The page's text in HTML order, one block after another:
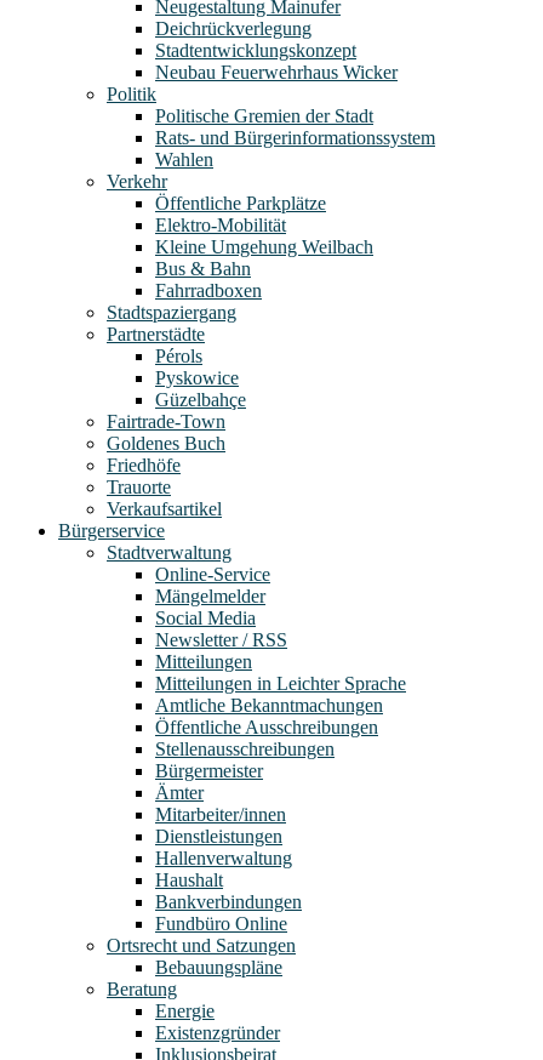
Neugestaltung Mainufer
Deichrückverlegung
Stadtentwicklungskonzept
Neubau Feuerwehrhaus Wicker
Politik
Politische Gremien der Stadt
Rats- und Bürgerinformationssystem
Wahlen
Verkehr
Öffentliche Parkplätze
Elektro-Mobilität
Kleine Umgehung Weilbach
Bus & Bahn
Fahrradboxen
Stadtspaziergang
Partnerstädte
Pérols
Pyskowice
Güzelbahçe
Fairtrade-Town
Goldenes Buch
Friedhöfe
Trauorte
Verkaufsartikel
Bürgerservice
Stadtverwaltung
Online-Service
Mängelmelder
Social Media
Newsletter / RSS
Mitteilungen
Mitteilungen in Leichter Sprache
Amtliche Bekanntmachungen
Öffentliche Ausschreibungen
Stellenausschreibungen
Bürgermeister
Ämter
Mitarbeiter/innen
Dienstleistungen
Hallenverwaltung
Haushalt
Bankverbindungen
Fundbüro Online
Ortsrecht und Satzungen
Bebauungspläne
Beratung
Energie
Existenzgründer
Inklusionsbeirat